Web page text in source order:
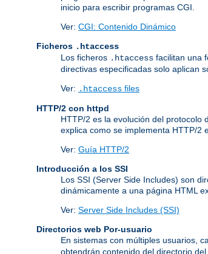
inicio para escribir programas CGI.
Ver: CGI: Contenido Dinámico
Ficheros .htaccess
Los ficheros .htaccess facilitan una
directivas especificadas solo aplican
Ver: .htaccess files
HTTP/2 con httpd
HTTP/2 es la evolución del protocolo
explica como se implementa HTTP/2
Ver: Guía HTTP/2
Introducción a los SSI
Los SSI (Server Side Includes) son
dinámicamente a una página HTML
Ver: Server Side Includes (SSI)
Directorios web Por-usuario
En sistemas con múltiples usuarios,
obtendrán contenido del directorio